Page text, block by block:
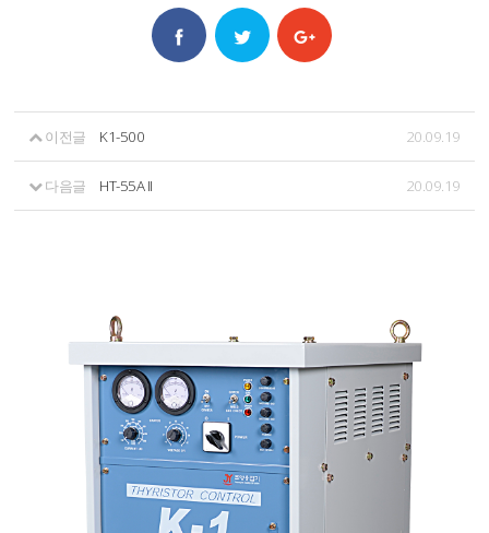
이전글 K1-500 20.09.19
다음글 HT-55A II 20.09.19